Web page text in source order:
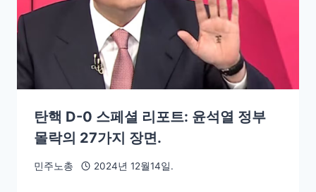
탄핵 D-0 스페셜 리포트: 윤석열 정부
몰락의 27가지 장면.
민주노총 2024년 12월14일.